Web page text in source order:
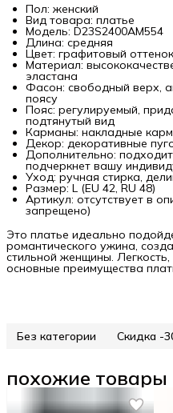
Пол: женский
Вид товара: платье
Модель: D23S2400AM554
Длина: средняя
Цвет: графитовый оттенок
Материал:
эластана
Фасон: свободный верх,
поясу
Пояс: регулируемый,
подтянутый вид
Карманы: накладные
Декор: декоративные
Дополнительно:
подчеркнет вашу
Уход: ручная стирка,
Размер: L (EU 42, RU 48)
Артикул: отсутствует в
запрещено)
Это платье идеально
романтического ужина,
стильной женщины.
основные преимущества
Без категории Скидка -
похожие товары